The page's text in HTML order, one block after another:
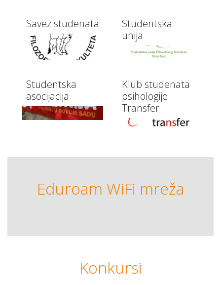
Savez studenata
Studentska
unija
Studentska
asocijacija
Klub studenata
psihologije
Transfer
Eduroam WiFi mreža
Konkursi